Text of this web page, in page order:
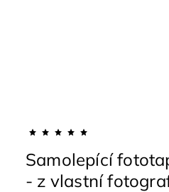
Samolepící
- z vlastní